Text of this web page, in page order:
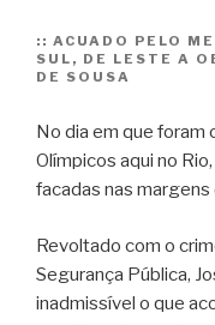
:: ACUADO PELO
SUL, DE LESTE A
DE SOUSA
No dia em que foram
Olímpicos aqui no
facadas nas
Revoltado com o
Segurança Pública,
inadmissível o que